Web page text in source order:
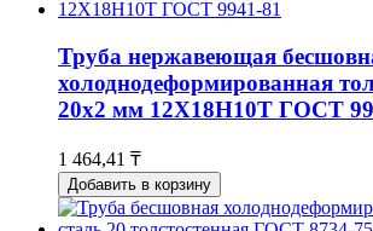
Труба нержавеющая
холоднодеформированная
20х2 мм 12Х18Н10Т ГОСТ
1 464,41 ₸
Добавить в корзину